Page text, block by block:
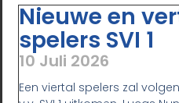
Nieuwe en
spelers SVI 1
10 Juli 2026
Een viertal spelers zal